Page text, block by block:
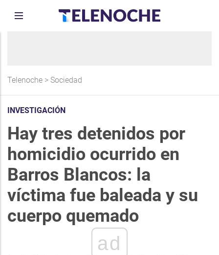
Telenoche > Sociedad
INVESTIGACIÓN
Hay tres detenidos por
homicidio ocurrido en
Barros Blancos: la
víctima fue baleada y su
cuerpo quemado
ad